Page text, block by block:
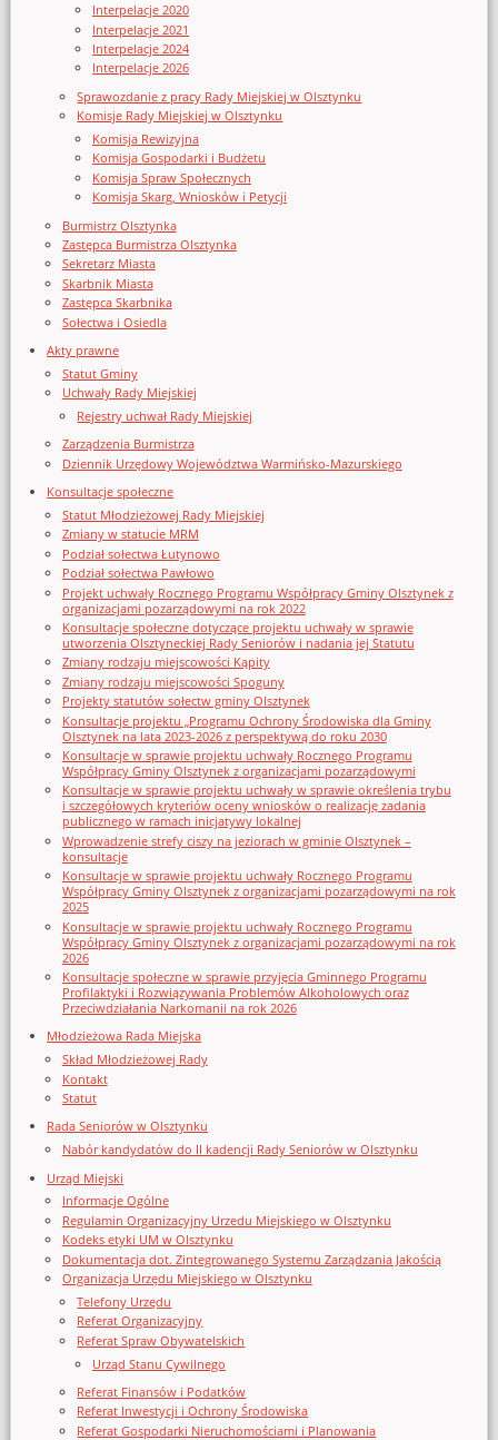
Interpelacje 2020
Interpelacje 2021
Interpelacje 2024
Interpelacje 2026
Sprawozdanie z pracy Rady Miejskiej w Olsztynku
Komisje Rady Miejskiej w Olsztynku
Komisja Rewizyjna
Komisja Gospodarki i Budżetu
Komisja Spraw Społecznych
Komisja Skarg, Wniosków i Petycji
Burmistrz Olsztynka
Zastępca Burmistrza Olsztynka
Sekretarz Miasta
Skarbnik Miasta
Zastępca Skarbnika
Sołectwa i Osiedla
Akty prawne
Statut Gminy
Uchwały Rady Miejskiej
Rejestry uchwał Rady Miejskiej
Zarządzenia Burmistrza
Dziennik Urzędowy Województwa Warmińsko-Mazurskiego
Konsultacje społeczne
Statut Młodzieżowej Rady Miejskiej
Zmiany w statucie MRM
Podział sołectwa Łutynowo
Podział sołectwa Pawłowo
Projekt uchwały Rocznego Programu Współpracy Gminy Olsztynek z
organizacjami pozarządowymi na rok 2022
Konsultacje społeczne dotyczące projektu uchwały w sprawie
utworzenia Olsztyneckiej Rady Seniorów i nadania jej Statutu
Zmiany rodzaju miejscowości Kąpity
Zmiany rodzaju miejscowości Spoguny
Projekty statutów sołectw gminy Olsztynek
Konsultacje projektu „Programu Ochrony Środowiska dla Gminy
Olsztynek na lata 2023-2026 z perspektywą do roku 2030
Konsultacje w sprawie projektu uchwały Rocznego Programu
Współpracy Gminy Olsztynek z organizacjami pozarządowymi
Konsultacje w sprawie projektu uchwały w sprawie określenia trybu
i szczegółowych kryteriów oceny wniosków o realizację zadania
publicznego w ramach inicjatywy lokalnej
Wprowadzenie strefy ciszy na jeziorach w gminie Olsztynek –
konsultacje
Konsultacje w sprawie projektu uchwały Rocznego Programu
Współpracy Gminy Olsztynek z organizacjami pozarządowymi na rok
2025
Konsultacje w sprawie projektu uchwały Rocznego Programu
Współpracy Gminy Olsztynek z organizacjami pozarządowymi na rok
2026
Konsultacje społeczne w sprawie przyjęcia Gminnego Programu
Profilaktyki i Rozwiązywania Problemów Alkoholowych oraz
Przeciwdziałania Narkomanii na rok 2026
Młodzieżowa Rada Miejska
Skład Młodzieżowej Rady
Kontakt
Statut
Rada Seniorów w Olsztynku
Nabór kandydatów do II kadencji Rady Seniorów w Olsztynku
Urząd Miejski
Informacje Ogólne
Regulamin Organizacyjny Urzedu Miejskiego w Olsztynku
Kodeks etyki UM w Olsztynku
Dokumentacja dot. Zintegrowanego Systemu Zarządzania Jakością
Organizacja Urzędu Miejskiego w Olsztynku
Telefony Urzędu
Referat Organizacyjny
Referat Spraw Obywatelskich
Urząd Stanu Cywilnego
Referat Finansów i Podatków
Referat Inwestycji i Ochrony Środowiska
Referat Gospodarki Nieruchomościami i Planowania